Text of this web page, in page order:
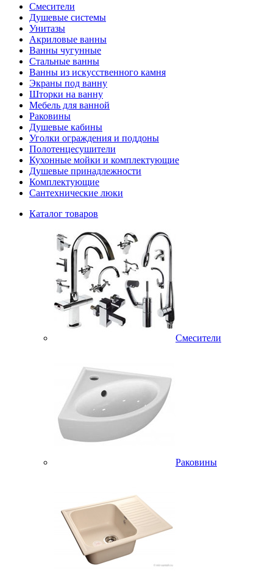
Смесители
Душевые системы
Унитазы
Акриловые ванны
Ванны чугунные
Стальные ванны
Ванны из искусственного камня
Экраны под ванну
Шторки на ванну
Мебель для ванной
Раковины
Душевые кабины
Уголки ограждения и поддоны
Полотенцесушители
Кухонные мойки и комплектующие
Душевые принадлежности
Комплектующие
Сантехнические люки
Каталог товаров
Смесители
Раковины